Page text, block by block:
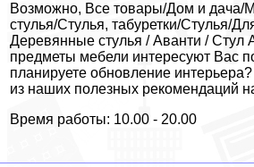
Возможно, Все товары/Дом и дача/
стулья/Стулья, табуретки/Стулья/
Деревянные стулья / Аванти / Стул
предметы мебели интересуют Вас
планируете обновление
из наших полезных рекомендаций
Время работы: 10.00 - 20.00